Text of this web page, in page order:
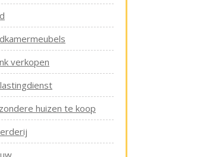
verkopen
huizen te koop